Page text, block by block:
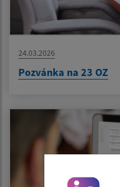
24.03.2026
Pozvánka na 23 OZ